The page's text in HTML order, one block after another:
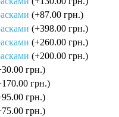
(+87.00 грн.)
(+398.00 грн.)
(+260.00 грн.)
(+200.00 грн.)
грн.)
грн.)
грн.)
грн.)